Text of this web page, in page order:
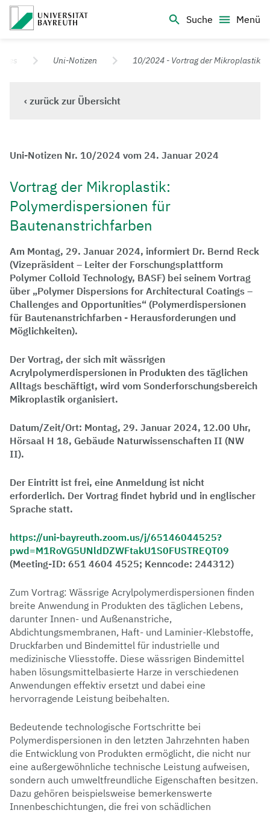
Suche
Menü
Universität Bayreuth – Deine Top-Campus-Uni
Uni-Notizen 10/2024 - Vortrag der Mikroplastik
‹ zurück zur Übersicht
Uni-Notizen Nr. 10/2024 vom 24. Januar 2024
Vortrag der Mikroplastik:
Polymerdispersionen für
Bautenanstrichfarben
Am Montag, 29. Januar 2024, informiert Dr. Bernd Reck
(Vizepräsident – Leiter der Forschungsplattform
Polymer Colloid Technology, BASF) bei seinem Vortrag
über „Polymer Dispersions for Architectural Coatings –
Challenges and Opportunities“ (Polymerdispersionen
für Bautenanstrichfarben - Herausforderungen und
Möglichkeiten).
Der Vortrag, der sich mit wässrigen
Acrylpolymerdispersionen in Produkten des täglichen
Alltags beschäftigt, wird vom Sonderforschungsbereich
Mikroplastik organisiert.
Datum/Zeit/Ort: Montag, 29. Januar 2024, 12.00 Uhr,
Hörsaal H 18, Gebäude Naturwissenschaften II (NW
II).
Der Eintritt ist frei, eine Anmeldung ist nicht
erforderlich. Der Vortrag findet hybrid und in englischer
Sprache statt.
https://uni-bayreuth.zoom.us/j/65146044525?
pwd=M1RoVG5UNldDZWFtakU1S0FUSTREQT09
(Meeting-ID: 651 4604 4525; Kenncode: 244312)
Zum Vortrag: Wässrige Acrylpolymerdispersionen finden
breite Anwendung in Produkten des täglichen Lebens,
darunter Innen- und Außenanstriche,
Abdichtungsmembranen, Haft- und Laminier-Klebstoffe,
Druckfarben und Bindemittel für industrielle und
medizinische Vliesstoffe. Diese wässrigen Bindemittel
haben lösungsmittelbasierte Harze in verschiedenen
Anwendungen effektiv ersetzt und dabei eine
hervorragende Leistung beibehalten.
Bedeutende technologische Fortschritte bei
Polymerdispersionen in den letzten Jahrzehnten haben
die Entwicklung von Produkten ermöglicht, die nicht nur
eine außergewöhnliche technische Leistung aufweisen,
sondern auch umweltfreundliche Eigenschaften besitzen.
Dazu gehören beispielsweise bemerkenswerte
Innenbeschichtungen, die frei von schädlichen